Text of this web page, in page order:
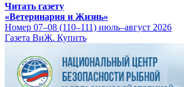
Читать газету
«Ветеринария и Жизнь»
Номер 07–08 (110–111) июль–август 2026
Газета ВиЖ. Купить